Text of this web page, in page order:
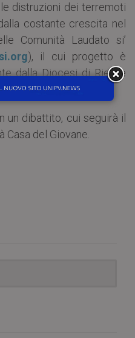
distruzioni dei terremoti
costante crescita nel
Comunità Laudato si’
), il cui progetto è
dalla Diocesi di Rieti e
un dibattito, cui seguirà il
del Giovane.